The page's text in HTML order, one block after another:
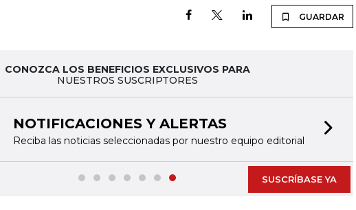
GUARDAR
CONOZCA LOS BENEFICIOS EXCLUSIVOS PARA
NUESTROS SUSCRIPTORES
NOTIFICACIONES Y ALERTAS
Reciba las noticias seleccionadas por nuestro equipo editorial
SUSCRÍBASE YA